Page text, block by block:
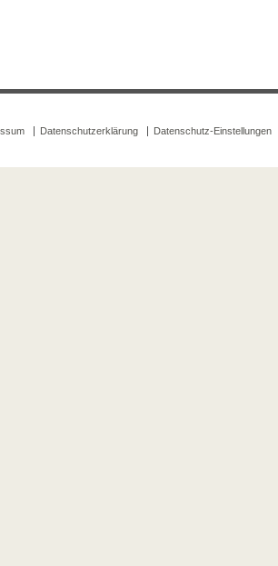
Datenschutzerklärung Datenschutz-Einstellungen